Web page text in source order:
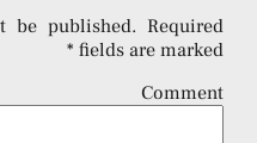
be published. Required
fields are marked
*
Comment